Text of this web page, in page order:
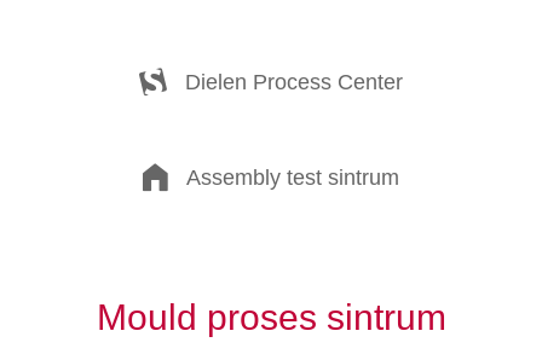
Dielen Process Center
Assembly test sintrum
Mould proses sintrum